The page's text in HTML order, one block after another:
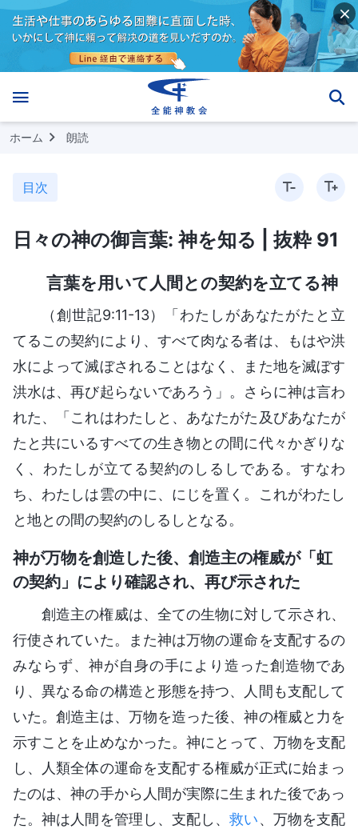
ホーム 朗読
目次
日々の神の御言葉: 神を知る | 抜粋 91
言葉を用いて人間との契約を立てる神
（創世記9:11-13）「わたしがあなたがたと立
てるこの契約により、すべて肉なる者は、もはや洪
水によって滅ぼされることはなく、また地を滅ぼす
洪水は、再び起らないであろう」。さらに神は言わ
れた、「これはわたしと、あなたがた及びあなたが
たと共にいるすべての生き物との間に代々かぎりな
く、わたしが立てる契約のしるしである。すなわ
ち、わたしは雲の中に、にじを置く。これがわたし
と地との間の契約のしるしとなる。
神が万物を創造した後、創造主の権威が「虹
の契約」により確認され、再び示された
創造主の権威は、全ての生物に対して示され、
行使されていた。また神は万物の運命を支配するの
みならず、神が自身の手により造った創造物であ
り、異なる命の構造と形態を持つ、人間も支配して
いた。創造主は、万物を造った後、神の権威と力を
示すことを止めなかった。神にとって、万物を支配
し、人類全体の運命を支配する権威が正式に始まっ
たのは、神の手から人間が実際に生まれた後であっ
た。神は人間を管理し、支配し、救い、万物を支配